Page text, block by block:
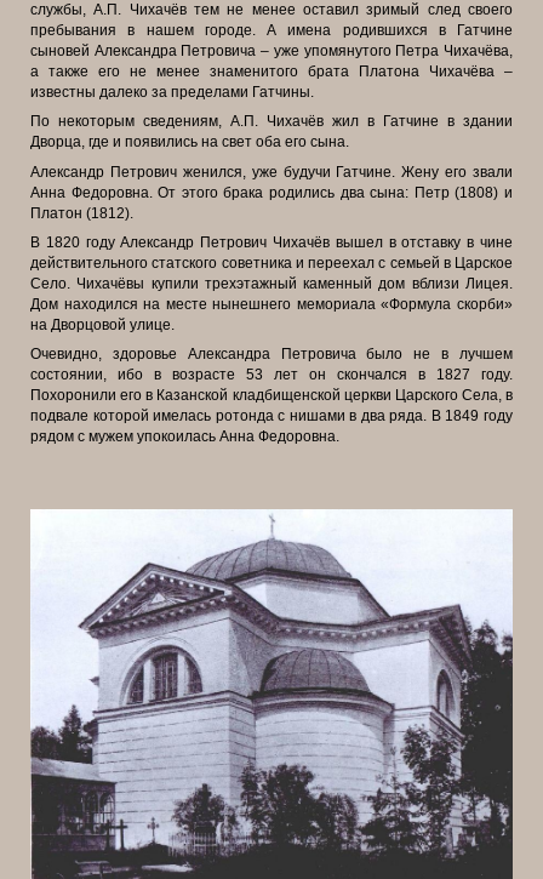
службы, А.П. Чихачёв тем не менее оставил зримый след своего
пребывания в нашем городе. А имена родившихся в Гатчине
сыновей Александра Петровича – уже упомянутого Петра Чихачёва,
а также его не менее знаменитого брата Платона Чихачёва –
известны далеко за пределами Гатчины.
По некоторым сведениям, А.П. Чихачёв жил в Гатчине в здании
Дворца, где и появились на свет оба его сына.
Александр Петрович женился, уже будучи Гатчине. Жену его звали
Анна Федоровна. От этого брака родились два сына: Петр (1808) и
Платон (1812).
В 1820 году Александр Петрович Чихачёв вышел в отставку в чине
действительного статского советника и переехал с семьей в Царское
Село. Чихачёвы купили трехэтажный каменный дом вблизи Лицея.
Дом находился на месте нынешнего мемориала «Формула скорби»
на Дворцовой улице.
Очевидно, здоровье Александра Петровича было не в лучшем
состоянии, ибо в возрасте 53 лет он скончался в 1827 году.
Похоронили его в Казанской кладбищенской церкви Царского Села, в
подвале которой имелась ротонда с нишами в два ряда. В 1849 году
рядом с мужем упокоилась Анна Федоровна.